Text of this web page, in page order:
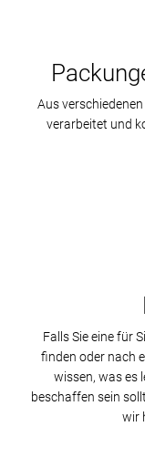
Aus
verarbeitet und
Falls Sie eine für
finden oder nach
wissen, was es
beschaffen sein
wir